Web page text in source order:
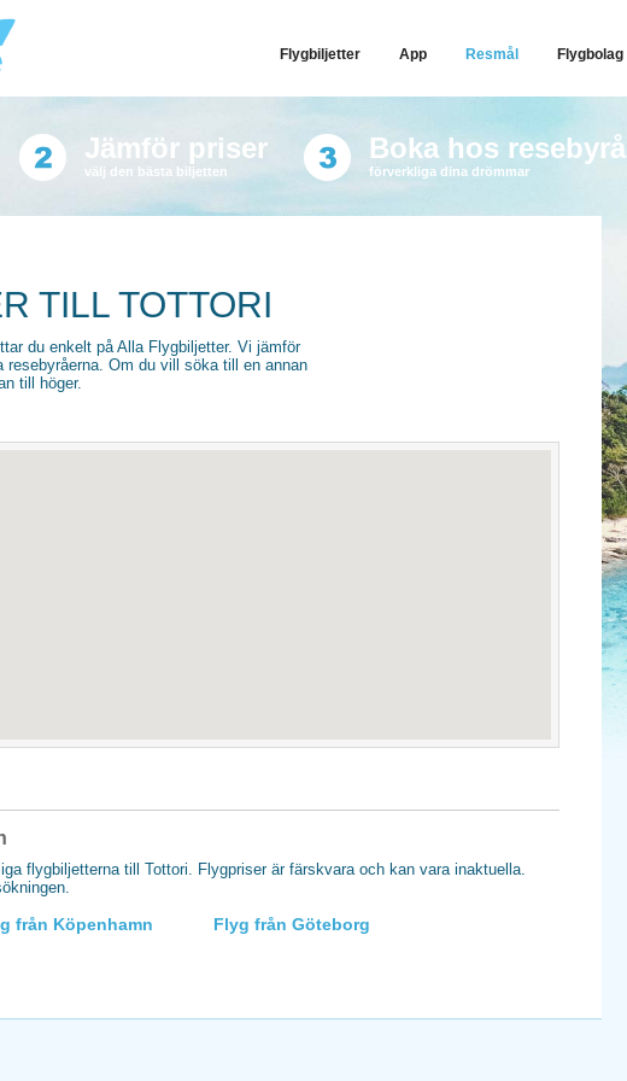
Flygbiljetter App Resmål Flygbolag
Jämför priser
välj den bästa biljetten
Boka hos resebyrå
förverkliga dina drömmar
TILL TOTTORI
du enkelt på Alla Flygbiljetter. Vi jämför
Om du vill söka till en annan
till höger.
flygbiljetterna till Tottori. Flygpriser är färskvara och kan vara inaktuella.
från Köpenhamn Flyg från Göteborg